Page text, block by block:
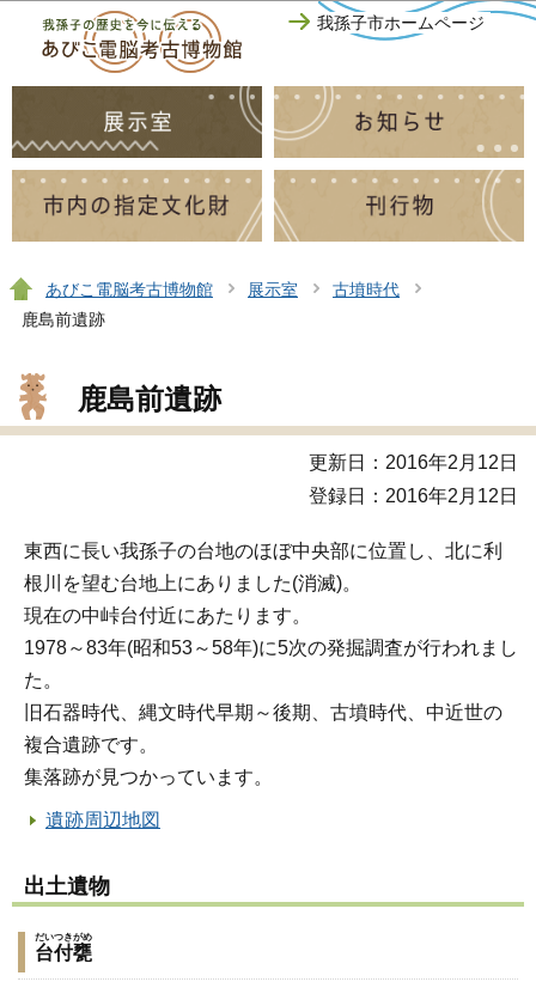
このページの本文へ移動我孫子市ホームページ
あびこ電脳考古博物館 展示室
古墳時代
鹿島前遺跡
鹿島前遺跡
更新日：2016年2月12日
登録日：2016年2月12日
東西に長い我孫子の台地のほぼ中央部に位置し、北に利
根川を望む台地上にありました(消滅)。
現在の中峠台付近にあたります。
1978～83年(昭和53～58年)に5次の発掘調査が行われまし
た。
旧石器時代、縄文時代早期～後期、古墳時代、中近世の
複合遺跡です。
集落跡が見つかっています。
遺跡周辺地図
出土遺物
台付甕
だいつきがめ